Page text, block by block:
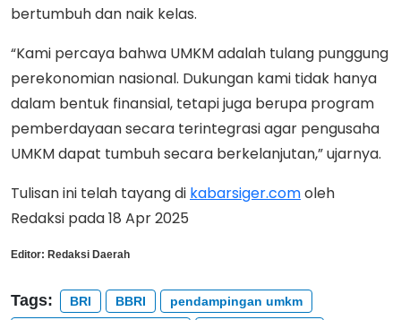
bertumbuh dan naik kelas.
“Kami percaya bahwa UMKM adalah tulang punggung
perekonomian nasional. Dukungan kami tidak hanya
dalam bentuk finansial, tetapi juga berupa program
pemberdayaan secara terintegrasi agar pengusaha
UMKM dapat tumbuh secara berkelanjutan,” ujarnya.
Tulisan ini telah tayang di kabarsiger.comoleh
Redaksi pada 18 Apr 2025
Editor: Redaksi Daerah
Tags: BRI BBRI
pendampingan umkm